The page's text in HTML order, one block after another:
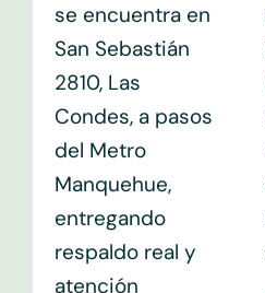
se encuentra en
San Sebastián
2810, Las
Condes, a pasos
del Metro
Manquehue,
entregando
respaldo real y
atención